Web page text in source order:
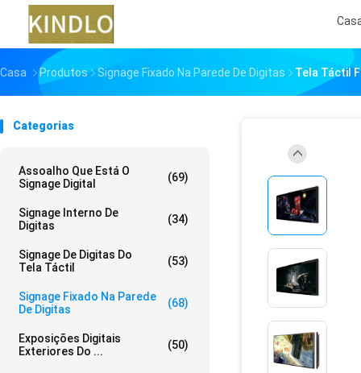
Casa Produtos Signage Fixado Na Parede De Digitas Tela Táctil
Categorias
Assoalho Que Está O
Signage Digital
(69)
Signage Interno De
Digitas
(34)
Signage De Digitas Do
Tela Táctil
(53)
Signage Fixado Na Parede
De Digitas
(68)
Exposições Digitais
Exteriores Do ...
(50)